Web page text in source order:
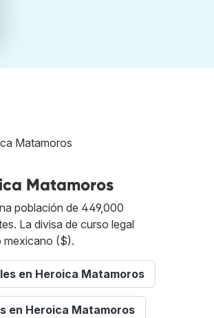
Matamoros
población de 449,000
La divisa de curso legal
mexicano ($).
en Heroica Matamoros
en Heroica Matamoros